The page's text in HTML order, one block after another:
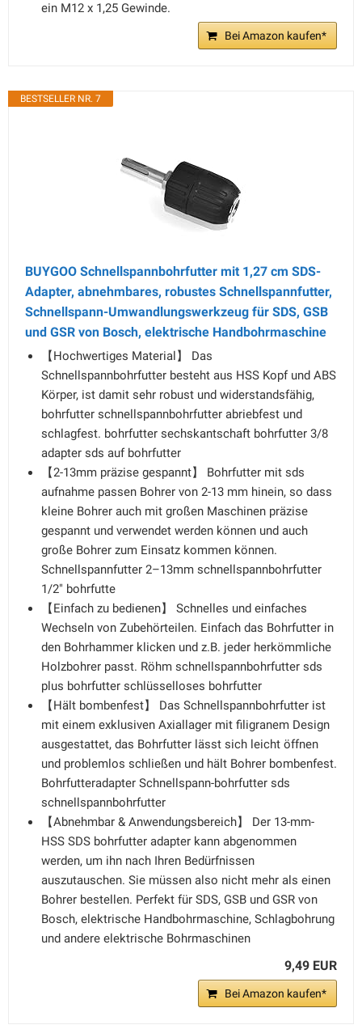
ein M12 x 1,25 Gewinde.
Bei Amazon kaufen*
BESTSELLER NR. 7
BUYGOO Schnellspannbohrfutter mit 1,27 cm SDS-
Adapter, abnehmbares, robustes Schnellspannfutter,
Schnellspann-Umwandlungswerkzeug für SDS, GSB
und GSR von Bosch, elektrische Handbohrmaschine
【Hochwertiges Material】 Das
Schnellspannbohrfutter besteht aus HSS Kopf und ABS
Körper, ist damit sehr robust und widerstandsfähig,
bohrfutter schnellspannbohrfutter abriebfest und
schlagfest. bohrfutter sechskantschaft bohrfutter 3/8
adapter sds auf bohrfutter
【2-13mm präzise gespannt】 Bohrfutter mit sds
aufnahme passen Bohrer von 2-13 mm hinein, so dass
kleine Bohrer auch mit großen Maschinen präzise
gespannt und verwendet werden können und auch
große Bohrer zum Einsatz kommen können.
Schnellspannfutter 2–13mm schnellspannbohrfutter
1/2" bohrfutte
【Einfach zu bedienen】 Schnelles und einfaches
Wechseln von Zubehörteilen. Einfach das Bohrfutter in
den Bohrhammer klicken und z.B. jeder herkömmliche
Holzbohrer passt. Röhm schnellspannbohrfutter sds
plus bohrfutter schlüsselloses bohrfutter
【Hält bombenfest】 Das Schnellspannbohrfutter ist
mit einem exklusiven Axiallager mit filigranem Design
ausgestattet, das Bohrfutter lässt sich leicht öffnen
und problemlos schließen und hält Bohrer bombenfest.
Bohrfutteradapter Schnellspann-bohrfutter sds
schnellspannbohrfutter
【Abnehmbar & Anwendungsbereich】 Der 13-mm-
HSS SDS bohrfutter adapter kann abgenommen
werden, um ihn nach Ihren Bedürfnissen
auszutauschen. Sie müssen also nicht mehr als einen
Bohrer bestellen. Perfekt für SDS, GSB und GSR von
Bosch, elektrische Handbohrmaschine, Schlagbohrung
und andere elektrische Bohrmaschinen
9,49 EUR
Bei Amazon kaufen*